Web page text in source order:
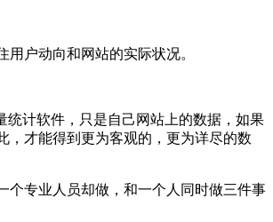
户动向和网站的实际状况。
计软件，只是自己网站上的数据，如果
，才能得到更为客观的，更为详尽的数
专业人员却做，和一个人同时做三件事